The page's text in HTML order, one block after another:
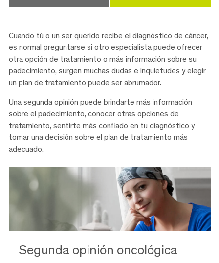
Cuando tú o un ser querido recibe el diagnóstico de cáncer,
es normal preguntarse si otro especialista puede ofrecer
otra opción de tratamiento o más información sobre su
padecimiento, surgen muchas dudas e inquietudes y elegir
un plan de tratamiento puede ser abrumador.
Una segunda opinión puede brindarte más información
sobre el padecimiento, conocer otras opciones de
tratamiento, sentirte más confiado en tu diagnóstico y
tomar una decisión sobre el plan de tratamiento más
adecuado.
Segunda opinión oncológica